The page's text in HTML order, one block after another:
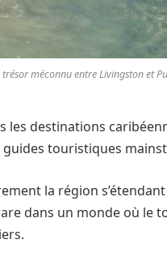
méconnu entre Livingston et
les destinations
touristiques
la région
dans un monde où le